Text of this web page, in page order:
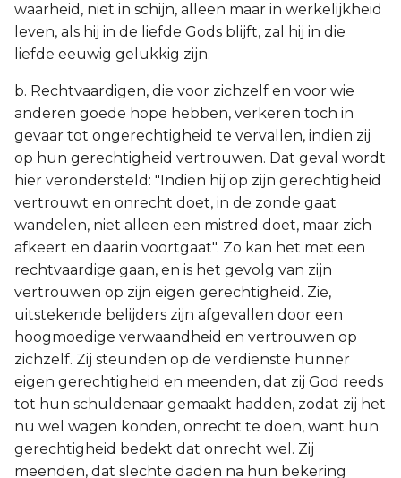
waarheid, niet in schijn, alleen maar in werkelijkheid
leven, als hij in de liefde Gods blijft, zal hij in die
liefde eeuwig gelukkig zijn.
b. Rechtvaardigen, die voor zichzelf en voor wie
anderen goede hope hebben, verkeren toch in
gevaar tot ongerechtigheid te vervallen, indien zij
op hun gerechtigheid vertrouwen. Dat geval wordt
hier verondersteld: "Indien hij op zijn gerechtigheid
vertrouwt en onrecht doet, in de zonde gaat
wandelen, niet alleen een mistred doet, maar zich
afkeert en daarin voortgaat". Zo kan het met een
rechtvaardige gaan, en is het gevolg van zijn
vertrouwen op zijn eigen gerechtigheid. Zie,
uitstekende belijders zijn afgevallen door een
hoogmoedige verwaandheid en vertrouwen op
zichzelf. Zij steunden op de verdienste hunner
eigen gerechtigheid en meenden, dat zij God reeds
tot hun schuldenaar gemaakt hadden, zodat zij het
nu wel wagen konden, onrecht te doen, want hun
gerechtigheid bedekt dat onrecht wel. Zij
meenden, dat slechte daden na hun bekering